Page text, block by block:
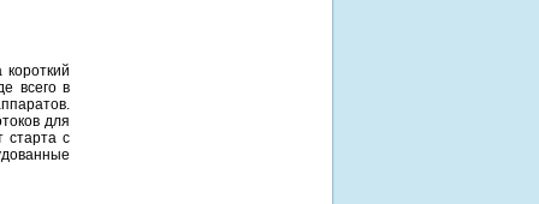
всего в
для
старта с